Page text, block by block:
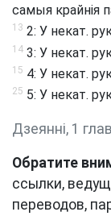
самыя крайнія
13 2: У некат.
14 3: У некат.
15 4: У некат.
25 5: У некат.
Дзеянні, 1
Обратите
ссылки,
переводов,